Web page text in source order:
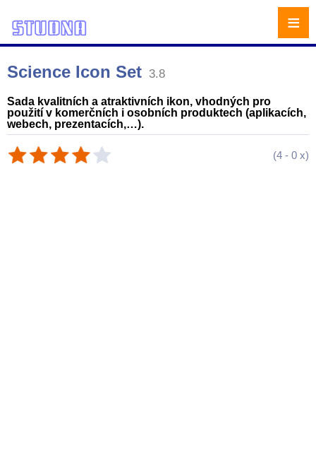
Science Icon Set 3.8
Sada kvalitních a atraktivních ikon, vhodných pro
použití v komerčních i osobních produktech (aplikacích,
webech, prezentacích,…).
(4 - 0 x)
≡